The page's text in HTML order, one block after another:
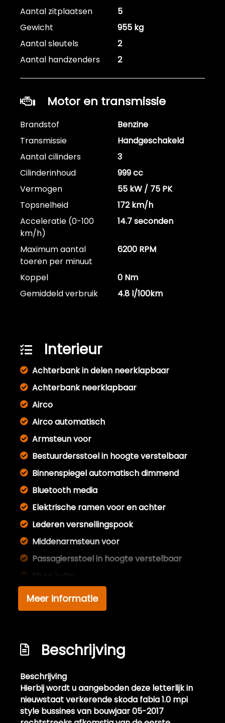
Aantal zitplaatsen
5
Gewicht
955 kg
Aantal sleutels
2
Aantal handzenders
2
Motor en transmissie
Brandstof
Benzine
Transmissie
Handgeschakeld
Aantal cilinders
3
Cilinderinhoud
999 cc
Vermogen
55 kW / 75 PK
Topsnelheid
172 km/h
Acceleratie (0-100
km/h)
14.7 seconden
Maximum aantal
toeren per minuut
6200 RPM
Koppel
0 Nm
Gemiddeld verbruik
4.8 l/100km
Interieur
Achterbank in delen neerklapbaar
Achterbank neerklapbaar
Airco
Airco automatisch
Armsteun voor
Bestuurdersstoel in hoogte verstelbaar
Binnenspiegel automatisch dimmend
Bluetooth media
Elektrische ramen voor en achter
Lederen versnellingspook
Middenarmsteun voor
Passagiersstoel in hoogte verstelbaar
Stuur leder
Stuur verstelbaar
Stuurbekrachtiging
Overige
Anti blokkeer systeem
Anti doorslip regeling
Autonomous emergency braking
Meer informatie
Beschrijving
Beschrijving
Hierbij wordt u aangeboden deze letterlijk in
nieuwstaat verkerende skoda fabia 1.0 mpi
style bussines van bouwjaar 05-2017